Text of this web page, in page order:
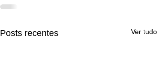
Posts recentes Ver tudo